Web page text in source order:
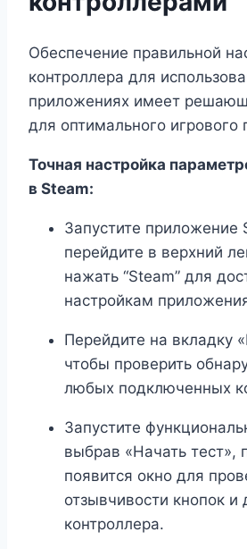
Обеспечение правильной
контроллера для
приложениях имеет
для оптимального игрового
Точная настройка
в Steam:
Запустите приложение
перейдите в верхний
нажать “Steam” для
настройкам
Перейдите на вкладку
чтобы проверить
любых подключенных
Запустите
выбрав «Начать тест»,
появится окно для
отзывчивости кнопок и
контроллера.